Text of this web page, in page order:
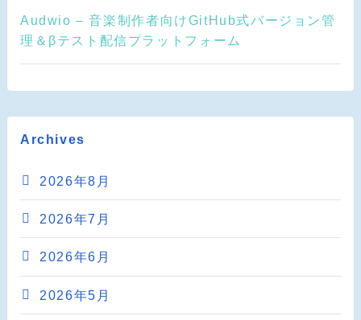
Audwio – 音楽制作者向けGitHub式バージョン管
理＆βテスト配信プラットフォーム
Archives
2026年8月
2026年7月
2026年6月
2026年5月